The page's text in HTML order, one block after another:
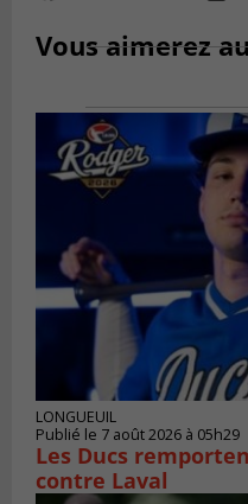
Vous aimerez
LONGUEUIL
Publié le 7 août 2026 à 05h29
Les Ducs
contre Laval